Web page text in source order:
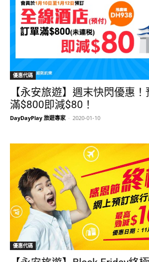
優惠代碼
【永安旅遊】週末快閃優惠
滿$800即減$80！
DayDayPlay 旅遊專家 - 2020-01-10
優惠代碼